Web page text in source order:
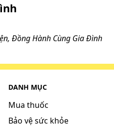
Đồng Hành Cùng Gia Đình
DANH MỤC
Mua thuốc
Bảo vệ sức khỏe